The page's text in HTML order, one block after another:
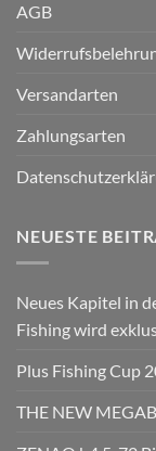
AGB
Versandarten
Zahlungsarten
NEUESTE
Neues Kapitel in
Fishing wird
Plus Fishing Cup
THE NEW